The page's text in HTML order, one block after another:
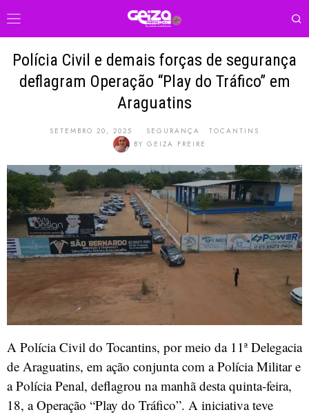
Polícia Civil e demais forças de segurança
deflagram Operação “Play do Tráfico” em
Araguatins
SETEMBRO 20, 2025 SEGURANÇA · TOCANTINS
BY GEIZA FREIRE
A Polícia Civil do Tocantins, por meio da 11ª Delegacia
de Araguatins, em ação conjunta com a Polícia Militar e
a Polícia Penal, deflagrou na manhã desta quinta-feira,
18, a Operação “Play do Tráfico”. A iniciativa teve